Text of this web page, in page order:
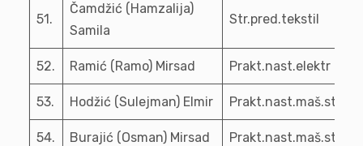
51.
Čamdžić (Hamzalija)
Samila
Str.pred.tekstil
52. Ramić (Ramo) Mirsad Prakt.nast.elektr
53. Hodžić (Sulejman) Elmir Prakt.nast.maš.st
54. Burajić (Osman) Mirsad Prakt.nast.maš.st